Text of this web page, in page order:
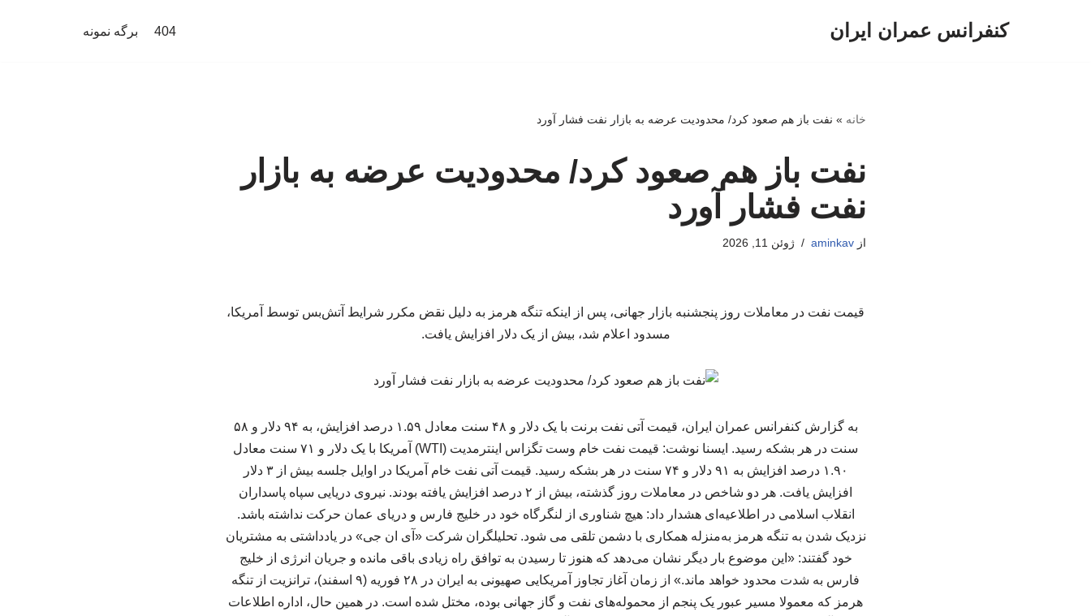
کنفرانس عمران ایران 404 برگه نمونه
خانه » نفت باز هم صعود کرد/ محدودیت عرضه به بازار نفت فشار آورد
نفت باز هم صعود کرد/ محدودیت عرضه به بازار
نفت فشار آورد
ازaminkav ژوئن 11, 2026
قیمت نفت در معاملات روز پنجشنبه بازار جهانی، پس از اینکه تنگه هرمز به دلیل نقض مکرر شرایط آتش‌بس توسط آمریکا،
مسدود اعلام شد، بیش از یک دلار افزایش یافت.
به گزارش کنفرانس عمران ایران، قیمت آتی نفت برنت با یک دلار و ۴۸ سنت معادل ۱.۵۹ درصد افزایش، به ۹۴ دلار و ۵۸
سنت در هر بشکه رسید. ایسنا نوشت: قیمت نفت خام وست تگزاس اینترمدیت (WTI) آمریکا با یک دلار و ۷۱ سنت معادل
۱.۹۰ درصد افزایش به ۹۱ دلار و ۷۴ سنت در هر بشکه رسید. قیمت آتی نفت خام آمریکا در اوایل جلسه بیش از ۳ دلار
افزایش یافت. هر دو شاخص در معاملات روز گذشته، بیش از ۲ درصد افزایش یافته بودند. نیروی دریایی سپاه پاسداران
انقلاب اسلامی در اطلاعیه‌ای هشدار داد: هیچ شناوری از لنگرگاه خود در خلیج فارس و دریای عمان حرکت نداشته باشد.
نزدیک شدن به تنگه هرمز به‌منزله همکاری با دشمن تلقی می شود. تحلیلگران شرکت «آی ان جی» در یادداشتی به مشتریان
خود گفتند: «این موضوع بار دیگر نشان می‌دهد که هنوز تا رسیدن به توافق راه زیادی باقی مانده و جریان انرژی از خلیج
فارس به شدت محدود خواهد ماند.» از زمان آغاز تجاوز آمریکایی صهیونی به ایران در ۲۸ فوریه (۹ اسفند)، ترانزیت از تنگه
هرمز که معمولا مسیر عبور یک پنجم از محموله‌های نفت و گاز جهانی بوده، مختل شده است. در همین حال، اداره اطلاعات